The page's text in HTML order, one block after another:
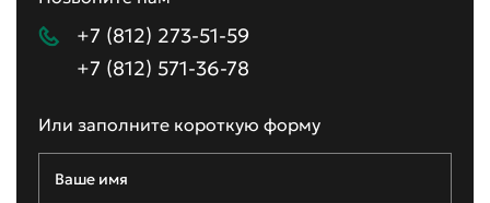
+7 (812) 273-51-59
+7 (812) 571-36-78
Или заполните короткую форму